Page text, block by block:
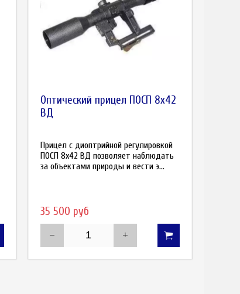
Оптический прицел ПОСП 8x42
ВД
Прицел с диоптрийной регулировкой
ПОСП 8x42 ВД позволяет наблюдать
за объектами природы и вести э...
35 500 руб